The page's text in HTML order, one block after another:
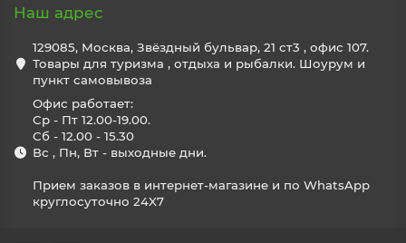
Наш адрес
129085, Москва, Звёздный бульвар, 21 ст3 , офис 107.
Товары для туризма , отдыха и рыбалки. Шоурум и
пункт самовывоза
Офис работает:
Ср - Пт 12.00-19.00.
Сб - 12.00 - 15.30
Вс , Пн, Вт - выходные дни.
Прием заказов в интернет-магазине и по WhatsApp
круглосуточно 24X7